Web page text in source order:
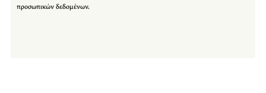
προσωπικών δεδομένων.